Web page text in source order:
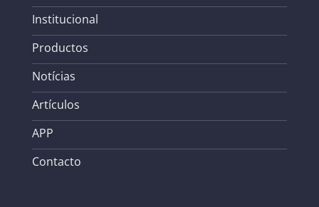
Institucional
Productos
Notícias
Artículos
APP
Contacto